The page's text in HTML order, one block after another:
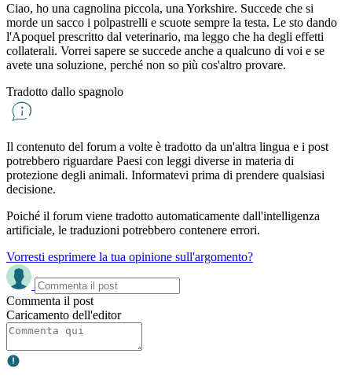
Ciao, ho una cagnolina piccola, una Yorkshire. Succede che si
morde un sacco i polpastrelli e scuote sempre la testa. Le sto dando
l'Apoquel prescritto dal veterinario, ma leggo che ha degli effetti
collaterali. Vorrei sapere se succede anche a qualcuno di voi e se
avete una soluzione, perché non so più cos'altro provare.
Tradotto dallo spagnolo
Il contenuto del forum a volte è tradotto da un'altra lingua e i post
potrebbero riguardare Paesi con leggi diverse in materia di
protezione degli animali. Informatevi prima di prendere qualsiasi
decisione.
Poiché il forum viene tradotto automaticamente dall'intelligenza
artificiale, le traduzioni potrebbero contenere errori.
Vorresti esprimere la tua opinione sull'argomento?
Commenta il post
Caricamento dell'editor